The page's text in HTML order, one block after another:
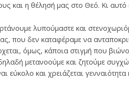
και η θέλησή μας στο Θεό. Κι αυτό
λυπούμαστε και
που δεν καταφέραμε να
όμως, κάποια στιγμή που
μετανοούμε και ζητούμε
εύκολο και χρειάζεται